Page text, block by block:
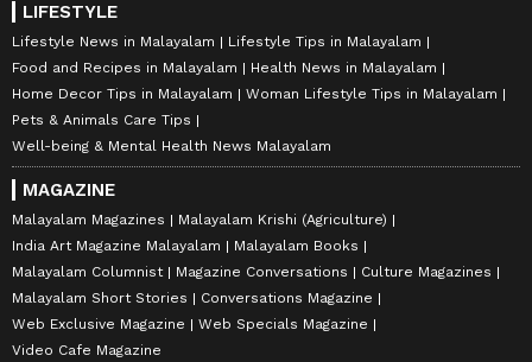
LIFESTYLE
Lifestyle News in Malayalam
Lifestyle Tips in Malayalam
Food and Recipes in Malayalam
Health News in Malayalam
Home Decor Tips in Malayalam
Woman Lifestyle Tips in Malayalam
Pets & Animals Care Tips
Well-being & Mental Health News Malayalam
MAGAZINE
Malayalam Magazines
Malayalam Krishi (Agriculture)
India Art Magazine Malayalam
Malayalam Books
Malayalam Columnist
Magazine Conversations
Culture Magazines
Malayalam Short Stories
Conversations Magazine
Web Exclusive Magazine
Web Specials Magazine
Video Cafe Magazine